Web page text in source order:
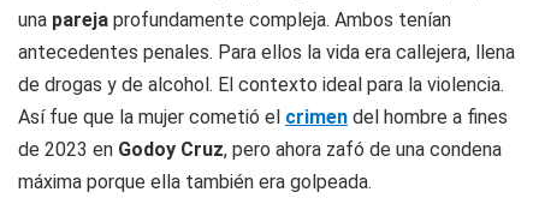
una pareja profundamente compleja. Ambos tenían
antecedentes penales. Para ellos la vida era callejera, llena
de drogas y de alcohol. El contexto ideal para la violencia.
Así fue que la mujer cometió el crimen del hombre a fines
de 2023 en Godoy Cruz, pero ahora zafó de una condena
máxima porque ella también era golpeada.